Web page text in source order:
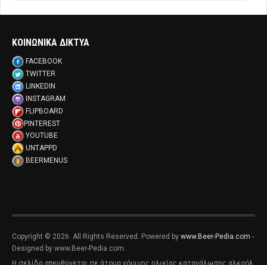
ΚΟΙΝΩΝΙΚΑ ΔΙΚΤΥΑ
FACEBOOK
TWITTER
LINKEDIN
INSTAGRAM
FLIPBOARD
PINTEREST
YOUTUBE
UNTAPPD
BEERMENUS
Copyright © 2026. All Rights Reserved. Powered by www.Beer-Pedia.com -
Designed by www.Beer-Pedia.com.
Η σελίδα απευθύνεται σε άτομα νόμιμης ηλικίας κατανάλωσης αλκοόλ,